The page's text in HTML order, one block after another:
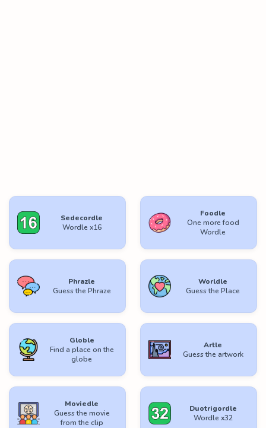
Sedecordle
Wordle x16
Foodle
One more food
Wordle
Phrazle
Guess the Phraze
Worldle
Guess the Place
Globle
Find a place on the
globe
Artle
Guess the artwork
Moviedle
Guess the movie
from the clip
Duotrigordle
Wordle x32